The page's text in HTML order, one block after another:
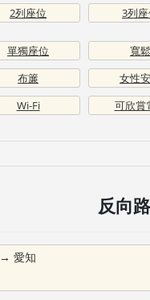
2列座位 3列
單獨座位 寬鬆
布簾
女性
Wi-Fi
可欣賞
反向
→愛知